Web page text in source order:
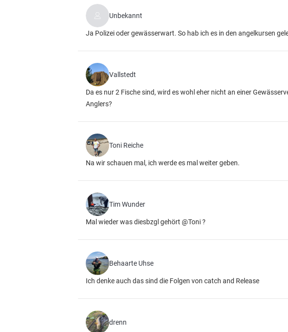
Unbekannt
Ja Polizei oder gewässerwart. So hab ich es in den angelkursen
Vallstedt
Da es nur 2 Fische sind, wird es wohl eher nicht an einer
Anglers?
Toni Reiche
Na wir schauen mal, ich werde es mal weiter geben.
Tim Wunder
Mal wieder was diesbzgl gehört @Toni ?
Behaarte Uhse
Ich denke auch das sind die Folgen von catch and Release
drenn